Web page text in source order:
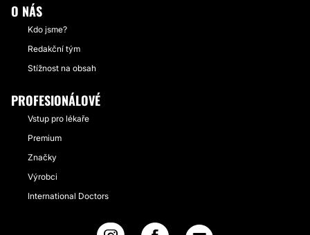
O NÁS
Kdo jsme?
Redakční tým
Stížnost na obsah
PROFESIONÁLOVÉ
Vstup pro lékaře
Premium
Značky
Výrobci
International Doctors